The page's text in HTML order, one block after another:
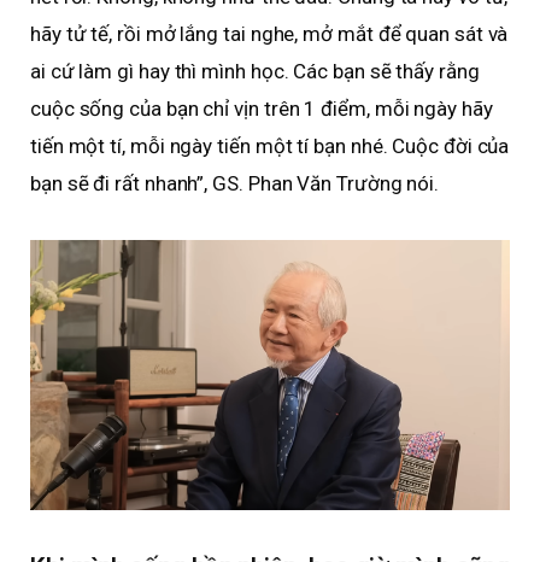
hãy tử tế, rồi mở lắng tai nghe, mở mắt để quan sát và
ai cứ làm gì hay thì mình học. Các bạn sẽ thấy rằng
cuộc sống của bạn chỉ vịn trên 1 điểm, mỗi ngày hãy
tiến một tí, mỗi ngày tiến một tí bạn nhé. Cuộc đời của
bạn sẽ đi rất nhanh”, GS. Phan Văn Trường nói.